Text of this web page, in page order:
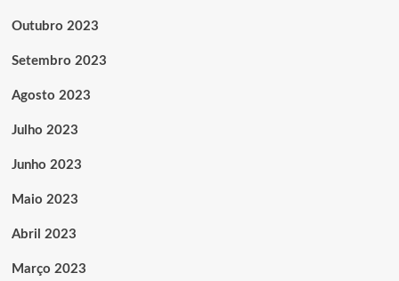
Outubro 2023
Setembro 2023
Agosto 2023
Julho 2023
Junho 2023
Maio 2023
Abril 2023
Março 2023